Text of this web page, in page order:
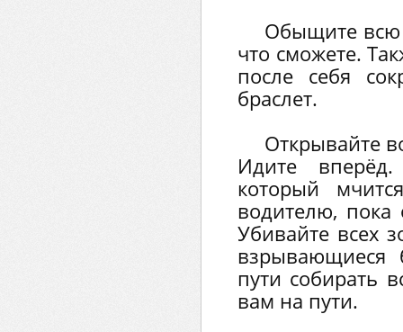
Обыщите всю
что сможете.
после себя
браслет.
Открывайте
Идите
который
водителю, пока
Убивайте всех
взрывающиеся
пути собирать
вам на пути.